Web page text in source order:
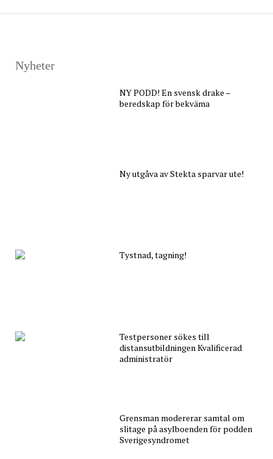
Nyheter
NY PODD! En svensk drake –
beredskap för bekväma
Ny utgåva av Stekta sparvar ute!
Tystnad, tagning!
Testpersoner sökes till
distansutbildningen Kvalificerad
administratör
Grensman modererar samtal om
slitage på asylboenden för podden
Sverigesyndromet